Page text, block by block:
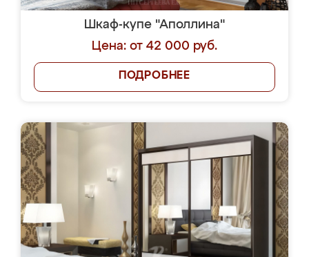
Шкаф-купе "Аполлина"
Цена: от 42 000 руб.
ПОДРОБНЕЕ